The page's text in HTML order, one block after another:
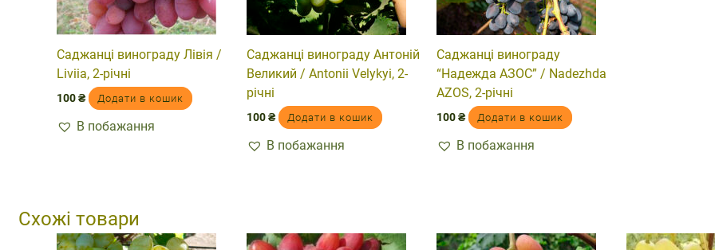
Саджанці винограду Лівія /
Liviia, 2-річні
100₴ Додати в кошик
В побажання
Саджанці винограду Антоній
Великий / Antonii Velykyi, 2-
річні
100₴ Додати в кошик
В побажання
Саджанці винограду
“Надежда АЗОС” / Nadezhda
AZOS, 2-річні
100₴ Додати в кошик
В побажання
Схожі товари